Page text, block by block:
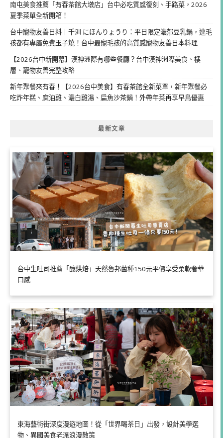
南屯美食推薦「有春茶館大墩店」台中必吃質感復刻、手路菜，2026
夏季菜單全新開箱！
台中寵物友善日料｜千汌 にほんりょうり：平日限定濃郁豆乳鍋，連毛
孩都有專屬免費玉子燒！台中最寵毛孩的高質感寵物友善日本料理
【2026台中新開幕】漢神洲際有哪些餐廳？台中漢神洲際美食、樓
層、寵物友善完整攻略
新年聚餐來有春！【2026台中美食】有春茶館全新菜單，新年聚餐必
吃炸年糕、麻油雞、濃白雞湯、扁魚沙茶鍋！外帶年菜再享早鳥優惠
最新文章
台中生吐司推薦「釀烘焙」天然魯邦菌種150元平價享受柔軟奢華
口感
東海藝術街深度漫遊地圖！從「世界喝茶日」出發，設計美學選
物、異國美食老派浪漫散策